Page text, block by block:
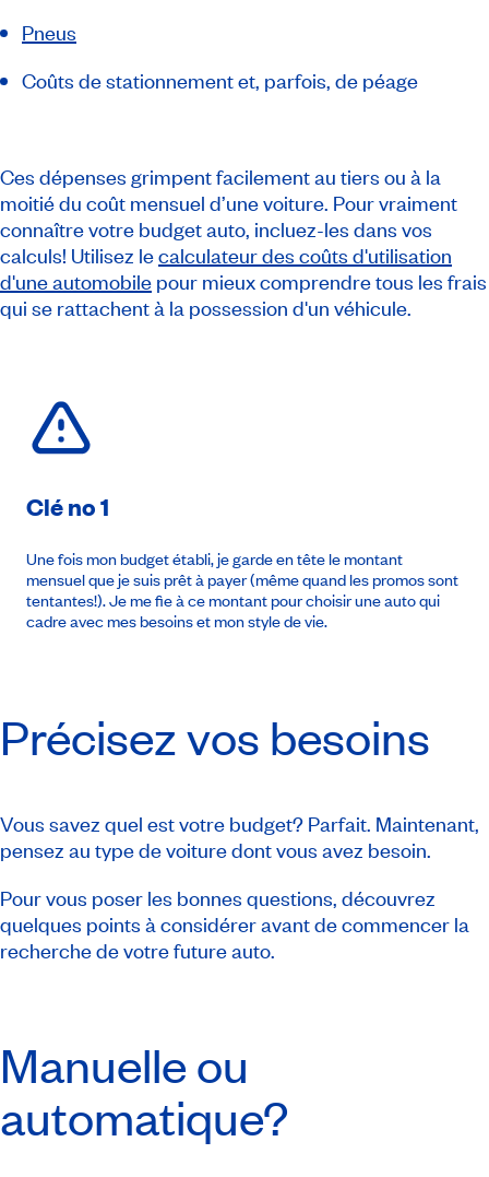
Pneus
Coûts de stationnement et, parfois, de péage
Ces dépenses grimpent facilement au tiers ou à la
moitié du coût mensuel d’une voiture. Pour vraiment
connaître votre budget auto, incluez-les dans vos
calculs! Utilisez lecalculateur des coûts d'utilisation
d'une automobile pour mieux comprendre tous les frais
qui se rattachent à la possession d'un véhicule.
Clé no 1
Une fois mon budget établi, je garde en tête le montant
mensuel que je suis prêt à payer (même quand les promos sont
tentantes!). Je me fie à ce montant pour choisir une auto qui
cadre avec mes besoins et mon style de vie.
Précisez vos besoins
Vous savez quel est votre budget? Parfait. Maintenant,
pensez au type de voiture dont vous avez besoin.
Pour vous poser les bonnes questions, découvrez
quelques points à considérer avant de commencer la
recherche de votre future auto.
Manuelle ou
automatique?